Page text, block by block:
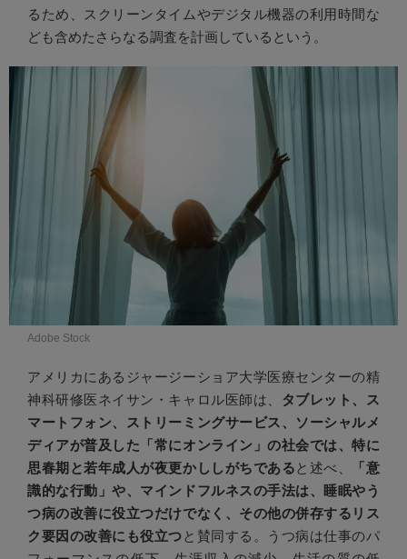
るため、スクリーンタイムやデジタル機器の利用時間な
ども含めたさらなる調査を計画しているという。
Adobe Stock
アメリカにあるジャージーショア大学医療センターの精
神科研修医ネイサン・キャロル医師は、
タブレット、ス
マートフォン、ストリーミングサービス、ソーシャルメ
ディアが普及した「常にオンライン」の社会では、特に
思春期と若年成人が夜更かししがちであると述べ、
「意
識的な行動」や、マインドフルネスの手法は、睡眠やう
つ病の改善に役立つだけでなく、その他の併存するリス
ク要因の改善にも役立つと賛同する。うつ病は仕事のパ